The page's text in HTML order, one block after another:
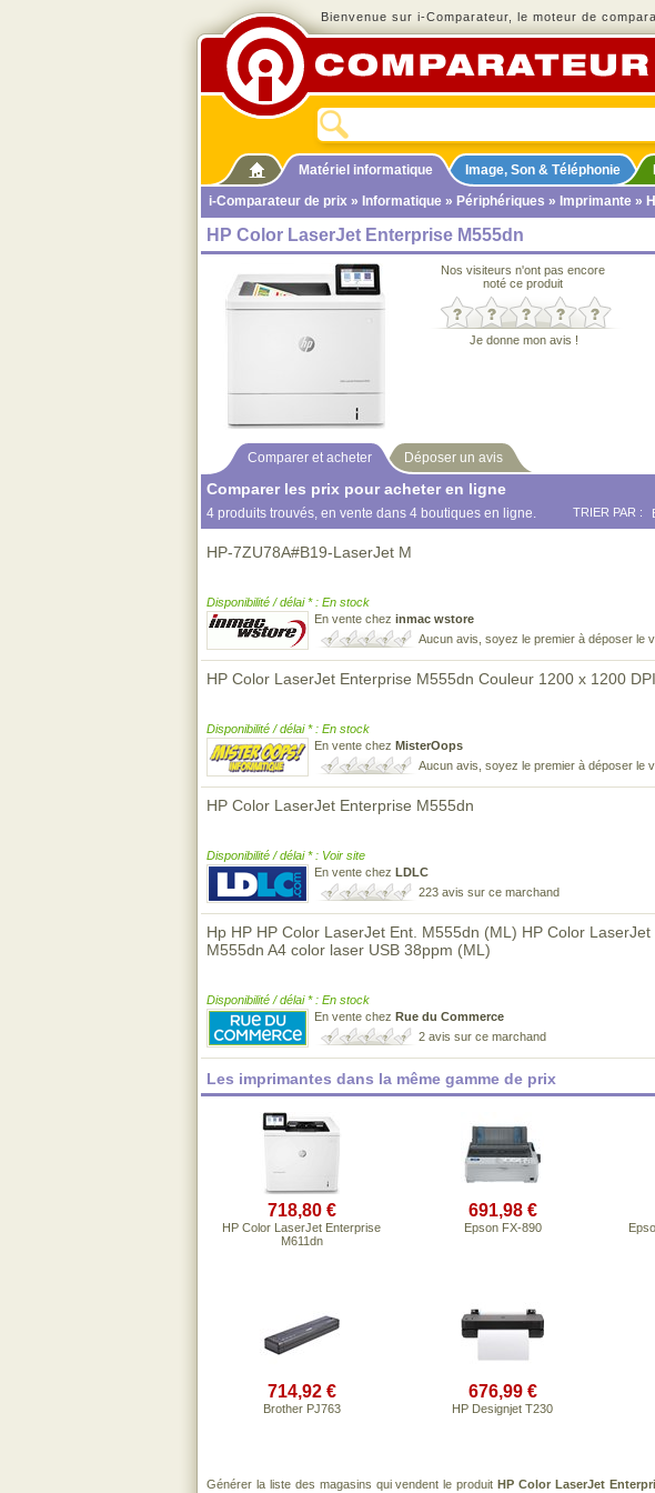
Bienvenue sur i-Comparateur, le moteur de
Matériel informatique Image, Son & Téléphonie
i-Comparateur de prix » Informatique » Périphériques » Imprimante »
HP Color LaserJet Enterprise M555dn
Nos visiteurs n'ont pas encore
noté ce produit
Je donne mon avis !
Comparer et acheter Déposer un avis
Comparer les prix pour acheter en ligne
4 produits trouvés, en vente dans 4 boutiques en ligne. TRIER PAR :
HP-7ZU78A#B19-LaserJet M
Disponibilité / délai * : En stock
En vente chez inmac wstore
Aucun avis, soyez le premier à déposer le
HP Color LaserJet Enterprise M555dn Couleur 1200 x 1200
Disponibilité / délai * : En stock
En vente chez MisterOops
Aucun avis, soyez le premier à déposer le
HP Color LaserJet Enterprise M555dn
Disponibilité / délai * : Voir site
En vente chez LDLC
223 avis sur ce marchand
Hp HP HP Color LaserJet Ent. M555dn (ML) HP Color LaserJet
M555dn A4 color laser USB 38ppm (ML)
Disponibilité / délai * : En stock
En vente chez Rue du Commerce
2 avis sur ce marchand
Les imprimantes dans la même gamme de prix
718,80 €
HP Color LaserJet Enterprise
M611dn
691,98 €
Epson FX-890
714,92 €
Brother PJ763
676,99 €
HP Designjet T230
Générer la liste des magasins qui vendent le produitHP Color LaserJet